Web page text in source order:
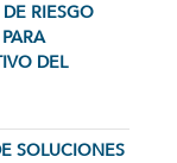
RIESGO
DEL
SOLUCIONES